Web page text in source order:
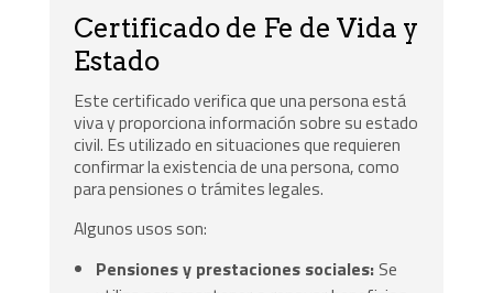
Certificado de Fe de Vida y
Estado
Este certificado verifica que una persona está
viva y proporciona información sobre su estado
civil. Es utilizado en situaciones que requieren
confirmar la existencia de una persona, como
para pensiones o trámites legales.
Algunos usos son:
Pensiones y prestaciones sociales: Se